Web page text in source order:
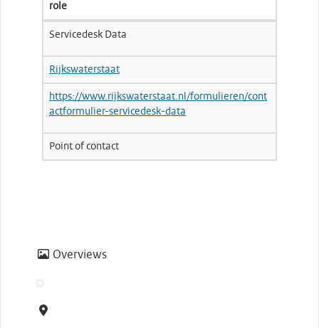
role
Servicedesk Data
Rijkswaterstaat
https://www.rijkswaterstaat.nl/formulieren/cont
actformulier-servicedesk-data
Point of contact
Overviews